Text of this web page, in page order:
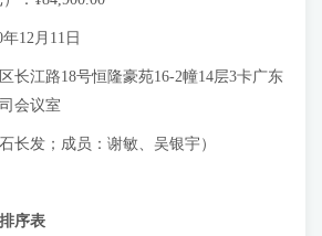
12月11日
长江路18号恒隆豪苑16-2幢14层3卡广东
会议室
长发；成员：谢敏、吴银宇）
序表